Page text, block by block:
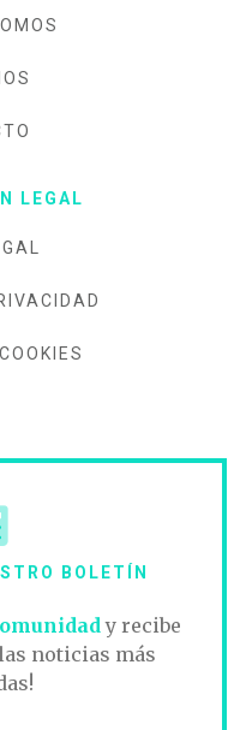
LEGAL
BOLETÍN
y recibe
noticias más